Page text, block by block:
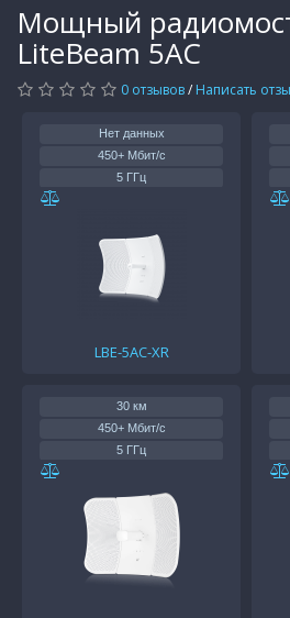
Мощный
LiteBeam 5AC
0 отзывов/ Написать
Нет данных
450+ Мбит/с
5 ГГц
LBE-5AC-XR
30 км
450+ Мбит/с
5 ГГц
25 дБм